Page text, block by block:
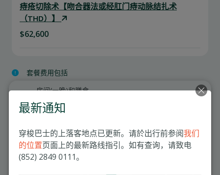
痔疮切除术【吻合器法或经肛门痔动脉结扎术
（THD）】
$62,600
套餐费用包括
房间(一晚)和膳食
专科医生费用
手术室费用
药物和洗伤口敷料
最新通知
穿梭巴士的上落客地点已更新。请於出行前参阅我们
的位置页面上的最新路线指引。如有查询，请致电
(852) 2849 0111。